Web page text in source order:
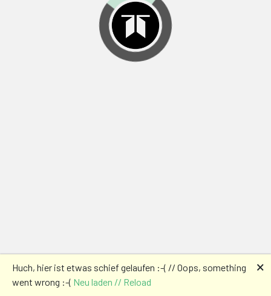
Huch, hier ist etwas schief gelaufen :-( // Oops, something
went wrong :-( Neu laden // Reload
🗙